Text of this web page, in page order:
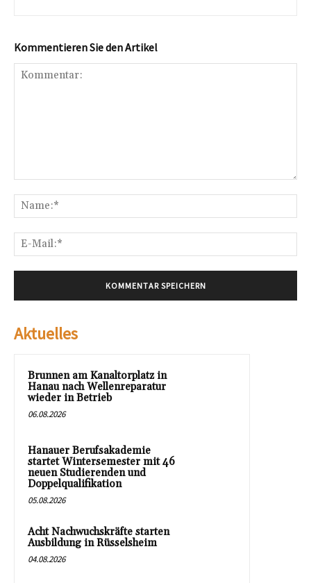
Kommentieren Sie den Artikel
Aktuelles
Brunnen am Kanaltorplatz in
Hanau nach Wellenreparatur
wieder in Betrieb
06.08.2026
Hanauer Berufsakademie
startet Wintersemester mit 46
neuen Studierenden und
Doppelqualifikation
05.08.2026
Acht Nachwuchskräfte starten
Ausbildung in Rüsselsheim
04.08.2026